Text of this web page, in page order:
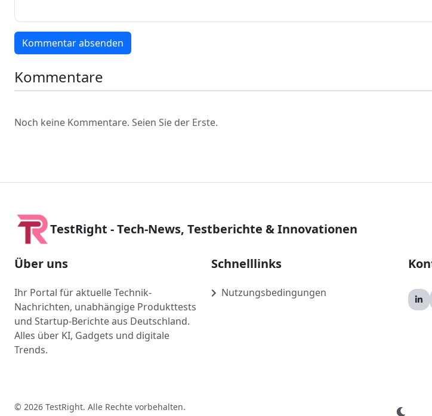
Kommentar absenden
Kommentare
Noch keine Kommentare. Seien Sie der Erste.
TestRight - Tech-News, Testberichte & Innovationen
Über uns
Ihr Portal für aktuelle Technik-
Nachrichten, unabhängige Produkttests
und Startup-Berichte aus Deutschland.
Alles über KI, Gadgets und digitale
Trends.
Schnelllinks
Nutzungsbedingungen
© 2026 TestRight. Alle Rechte vorbehalten.